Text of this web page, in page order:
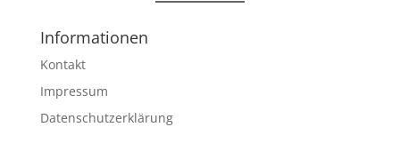
Informationen
Kontakt
Impressum
Datenschutzerklärung